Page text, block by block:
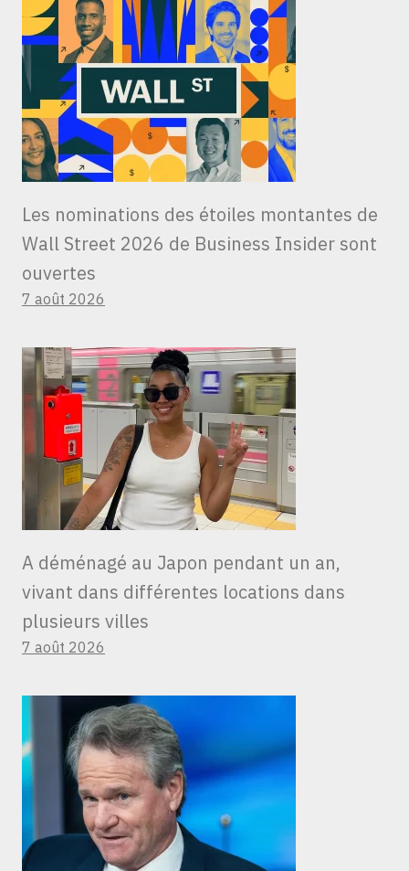
Les nominations des étoiles montantes de
Wall Street 2026 de Business Insider sont
ouvertes
7 août 2026
A déménagé au Japon pendant un an,
vivant dans différentes locations dans
plusieurs villes
7 août 2026